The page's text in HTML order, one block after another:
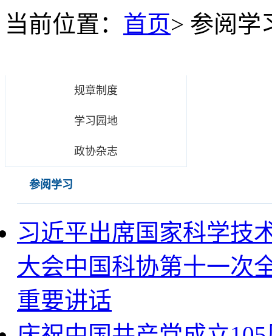
当前位置： 首页> 参阅学
规章制度
学习园地
政协杂志
参阅学习
习近平出席国家科学技
大会中国科协第十一次
重要讲话